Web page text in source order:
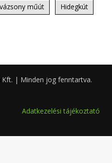
műút Hidegkút
| Minden jog fenntartva.
Adatkezelési tájékoztató